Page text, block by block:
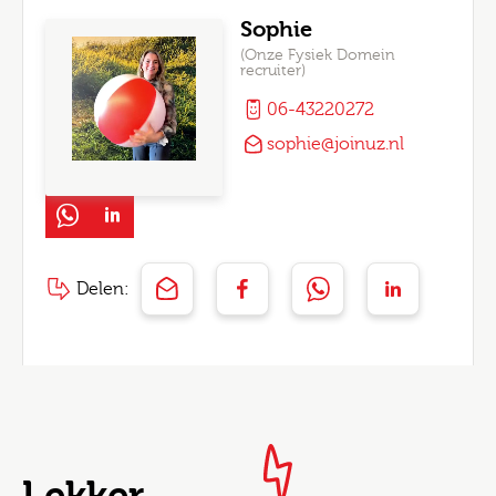
Sophie
(Onze Fysiek Domein
recruiter)
06-43220272
sophie@joinuz.nl
Delen: